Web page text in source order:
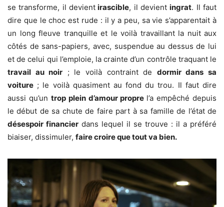
se transforme, il devient irascible, il devientingrat. Il faut
dire que le choc est rude : il y a peu, sa vie s’apparentait à
un long fleuve tranquille et le voilà travaillant la nuit aux
côtés de sans-papiers, avec, suspendue au dessus de lui
et de celui qui l’emploie, la crainte d’un contrôle traquant le
travail au noir ; le voilà contraint de dormir dans sa
voiture ; le voilà quasiment au fond du trou. Il faut dire
aussi qu’un trop plein d’amour propre l’a empêché depuis
le début de sa chute de faire part à sa famille de l’état de
désespoir financier dans lequel il se trouve : il a préféré
biaiser, dissimuler, faire croire que tout va bien.